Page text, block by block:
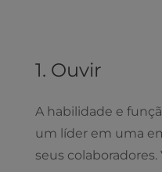
1. Ouvir
A habilidade e
um líder em uma
seus